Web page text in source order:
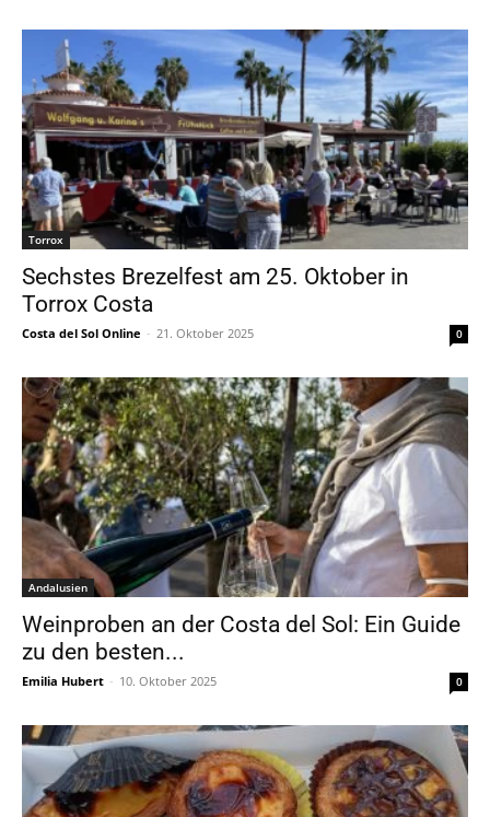
Torrox
Sechstes Brezelfest am 25. Oktober in
Torrox Costa
Costa del Sol Online - 21. Oktober 2025 0
Andalusien
Weinproben an der Costa del Sol: Ein Guide
zu den besten...
Emilia Hubert - 10. Oktober 2025 0